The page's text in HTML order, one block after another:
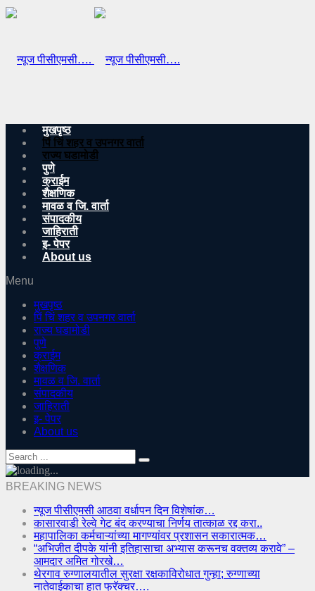
मुखपृष्ठ
पिं चिं शहर व उपनगर वार्ता
राज्य घडामोडी
पुणे
क्राईम
शैक्षणिक
मावळ व जि. वार्ता
संपादकीय
जाहिराती
इ- पेपर
About us
Menu
मुखपृष्ठ
पिं चिं शहर व उपनगर वार्ता
राज्य घडामोडी
पुणे
क्राईम
शैक्षणिक
मावळ व जि. वार्ता
संपादकीय
जाहिराती
इ- पेपर
About us
BREAKING NEWS
न्यूज पीसीएमसी आठवा वर्धापन दिन विशेषांक…
कासारवाडी रेल्वे गेट बंद करण्याचा निर्णय तात्काळ रद्द करा..
महापालिका कर्मचाऱ्यांच्या मागण्यांवर प्रशासन सकारात्मक…
“अभिजीत दीपके यांनी इतिहासाचा अभ्यास करूनच वक्तव्य करावे” –
आमदार अमित गोरखे…
थेरगाव रुग्णालयातील सुरक्षा रक्षकाविरोधात गुन्हा; रुग्णाच्या
नातेवाईकाचा हात फ्रॅक्चर….